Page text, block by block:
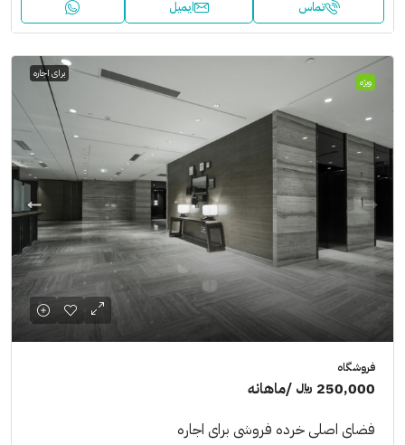
تماس ایمیل
ویژه
برای اجاره
فروشگاه
250,000 ﷼
/ماهانه
فضای اصلی خرده فروشی برای اجاره